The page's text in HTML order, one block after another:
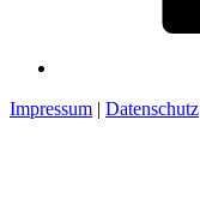
Impressum | Datenschutz